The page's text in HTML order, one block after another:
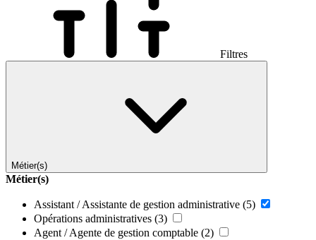
Filtres
Métier(s)
Métier(s)
Assistant / Assistante de gestion administrative (5)
Opérations administratives (3)
Agent / Agente de gestion comptable (2)